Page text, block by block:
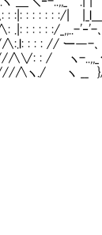
: :|: : : : : :
.|: : : : : :/
: : : // ー
: / ヽ-..,,_ヽ
∧ヽ./ ヽ